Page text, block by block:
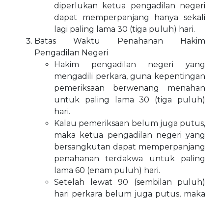
diperlukan ketua pengadilan negeri
dapat memperpanjang hanya sekali
lagi paling lama 30 (tiga puluh) hari.
Batas Waktu Penahanan Hakim
Pengadilan Negeri
Hakim pengadilan negeri yang
mengadili perkara, guna kepentingan
pemeriksaan berwenang menahan
untuk paling lama 30 (tiga puluh)
hari.
Kalau pemeriksaan belum juga putus,
maka ketua pengadilan negeri yang
bersangkutan dapat memperpanjang
penahanan terdakwa untuk paling
lama 60 (enam puluh) hari.
Setelah lewat 90 (sembilan puluh)
hari perkara belum juga putus, maka